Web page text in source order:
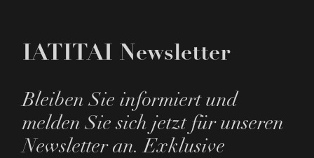
IATITAI Newsletter
Bleiben Sie informiert und
melden Sie sich jetzt für unseren
Newsletter an. Exklusive